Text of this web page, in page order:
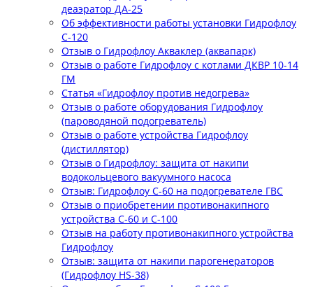
деаэратор ДА-25
Об эффективности работы установки Гидрофлоу
С-120
Отзыв о Гидрофлоу Акваклер (аквапарк)
Отзыв о работе Гидрофлоу с котлами ДКВР 10-14
ГМ
Статья «Гидрофлоу против недогрева»
Отзыв о работе оборудования Гидрофлоу
(пароводяной подогреватель)
Отзыв о работе устройства Гидрофлоу
(дистиллятор)
Отзыв о Гидрофлоу: защита от накипи
водокольцевого вакуумного насоса
Отзыв: Гидрофлоу С-60 на подогревателе ГВС
Отзыв о приобретении противонакипного
устройства С-60 и С-100
Отзыв на работу противонакипного устройства
Гидрофлоу
Отзыв: защита от накипи парогенераторов
(Гидрофлоу HS-38)